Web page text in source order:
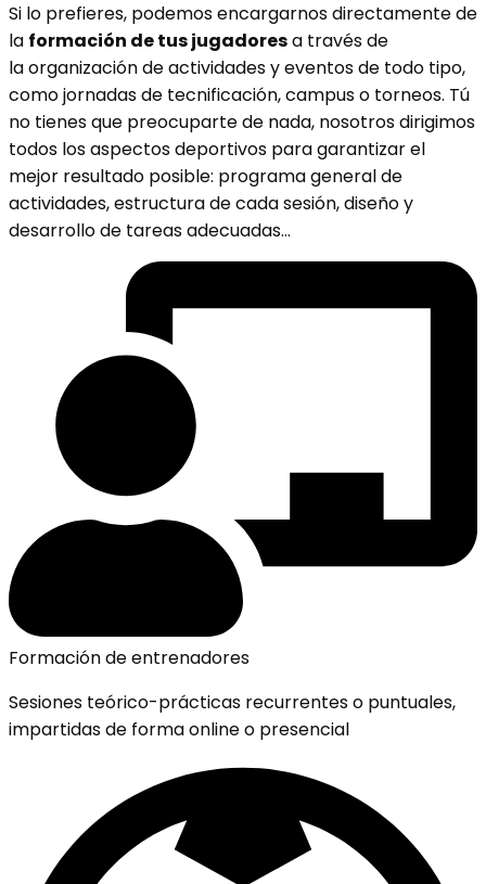
Si lo prefieres, podemos encargarnos directamente de
la formación de tus jugadoresa través de
la organización de actividades y eventos de todo tipo,
como jornadas de tecnificación, campus o torneos. Tú
no tienes que preocuparte de nada, nosotrosdirigimos
todos los aspectos deportivos para garantizar el
mejor resultado posible: programa general de
actividades, estructura de cada sesión, diseño y
desarrollo de tareas adecuadas…
Formación de entrenadores
Sesiones teórico-prácticas recurrentes o puntuales,
impartidas de forma online o presencial